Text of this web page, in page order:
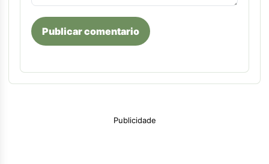
Publicar comentario
Publicidade